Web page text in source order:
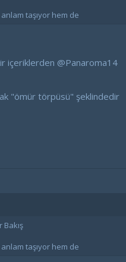
taşıyor hem de
içeriklerden @Panaroma14
"ömür törpüsü" şeklindedir
taşıyor hem de